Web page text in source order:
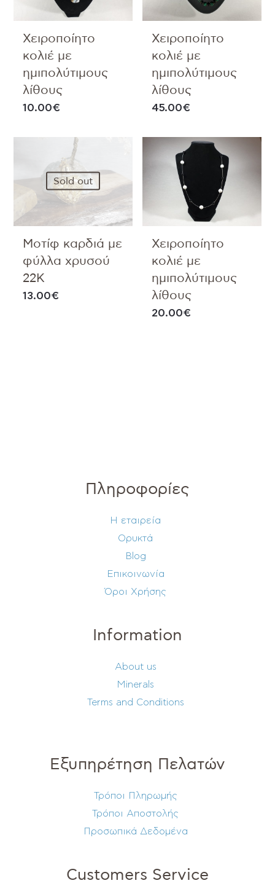
Χειροποίητο
κολιέ με
ημιπολύτιμους
λίθους
10.00€
Χειροποίητο
κολιέ με
ημιπολύτιμους
λίθους
45.00€
Sold out
Μοτίφ καρδιά με
φύλλα χρυσού
22Κ
13.00€
Χειροποίητο
κολιέ με
ημιπολύτιμους
λίθους
20.00€
Πληροφορίες
Η εταιρεία
Ορυκτά
Blog
Επικοινωνία
Όροι Χρήσης
Information
About us
Minerals
Terms and Conditions
Εξυπηρέτηση Πελατών
Τρόποι Πληρωμής
Τρόποι Αποστολής
Προσωπικά Δεδομένα
Customers Service